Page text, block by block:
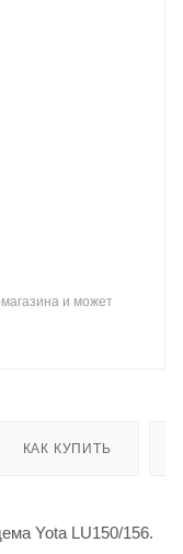
и может
КАК КУПИТЬ
Yota LU150/156.